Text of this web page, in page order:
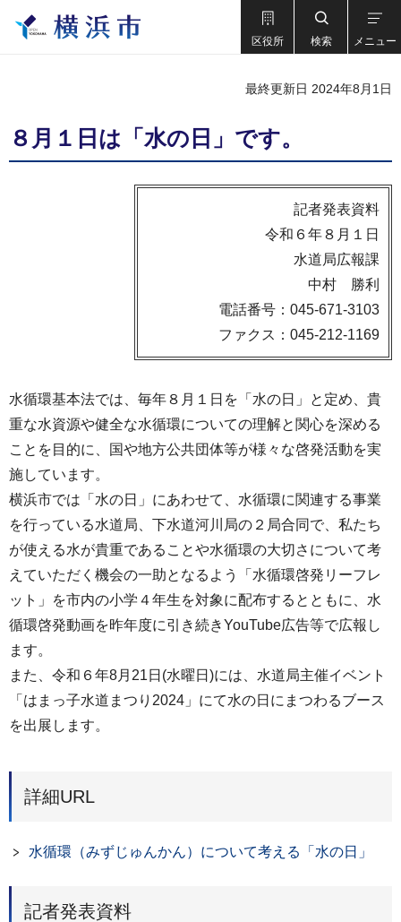
区役所 検索 メニュー
最終更新日 2024年8月1日
８月１日は「水の日」です。
記者発表資料
令和６年８月１日
水道局広報課
中村 勝利
電話番号：045-671-3103
ファクス：045-212-1169
水循環基本法では、毎年８月１日を「水の日」と定め、貴
重な水資源や健全な水循環についての理解と関心を深める
ことを目的に、国や地方公共団体等が様々な啓発活動を実
施しています。
横浜市では「水の日」にあわせて、水循環に関連する事業
を行っている水道局、下水道河川局の２局合同で、私たち
が使える水が貴重であることや水循環の大切さについて考
えていただく機会の一助となるよう「水循環啓発リーフレ
ット」を市内の小学４年生を対象に配布するとともに、水
循環啓発動画を昨年度に引き続きYouTube広告等で広報し
ます。
また、令和６年8月21日(水曜日)には、水道局主催イベント
「はまっ子水道まつり2024」にて水の日にまつわるブース
を出展します。
詳細URL
水循環（みずじゅんかん）について考える「水の日」
記者発表資料